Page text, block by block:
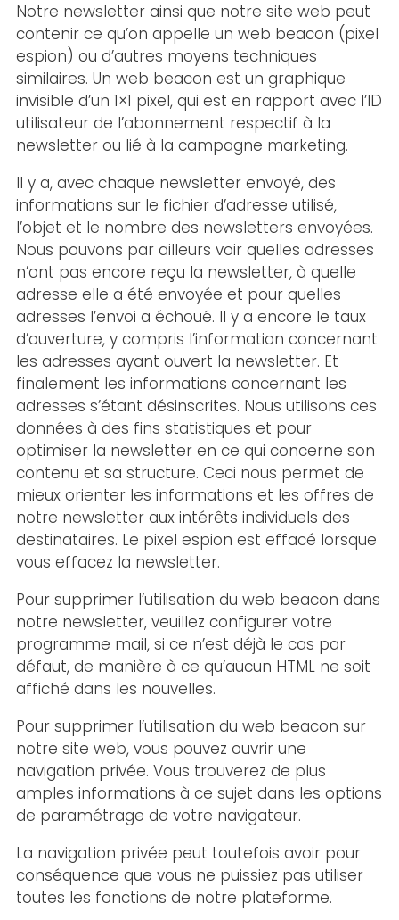
Notre newsletter ainsi que notre site web peut
contenir ce qu’on appelle un web beacon (pixel
espion) ou d’autres moyens techniques
similaires. Un web beacon est un graphique
invisible d’un 1×1 pixel, qui est en rapport avec l’ID
utilisateur de l’abonnement respectif à la
newsletter ou lié à la campagne marketing.
Il y a, avec chaque newsletter envoyé, des
informations sur le fichier d’adresse utilisé,
l’objet et le nombre des newsletters envoyées.
Nous pouvons par ailleurs voir quelles adresses
n’ont pas encore reçu la newsletter, à quelle
adresse elle a été envoyée et pour quelles
adresses l’envoi a échoué. Il y a encore le taux
d’ouverture, y compris l’information concernant
les adresses ayant ouvert la newsletter. Et
finalement les informations concernant les
adresses s’étant désinscrites. Nous utilisons ces
données à des fins statistiques et pour
optimiser la newsletter en ce qui concerne son
contenu et sa structure. Ceci nous permet de
mieux orienter les informations et les offres de
notre newsletter aux intérêts individuels des
destinataires. Le pixel espion est effacé lorsque
vous effacez la newsletter.
Pour supprimer l’utilisation du web beacon dans
notre newsletter, veuillez configurer votre
programme mail, si ce n’est déjà le cas par
défaut, de manière à ce qu’aucun HTML ne soit
affiché dans les nouvelles.
Pour supprimer l’utilisation du web beacon sur
notre site web, vous pouvez ouvrir une
navigation privée. Vous trouverez de plus
amples informations à ce sujet dans les options
de paramétrage de votre navigateur.
La navigation privée peut toutefois avoir pour
conséquence que vous ne puissiez pas utiliser
toutes les fonctions de notre plateforme.